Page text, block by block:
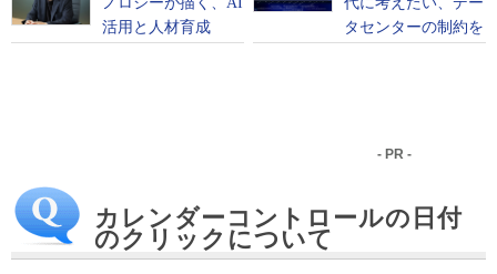
- PR -
カレンダーコントロールの日付
のクリックについて